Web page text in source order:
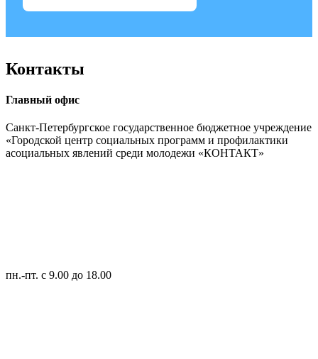
Контакты
Главный офис
Санкт-Петербургское государственное бюджетное учреждение
«Городской центр социальных программ и профилактики
асоциальных явлений среди молодежи «КОНТАКТ»
пн.-пт. с 9.00 до 18.00